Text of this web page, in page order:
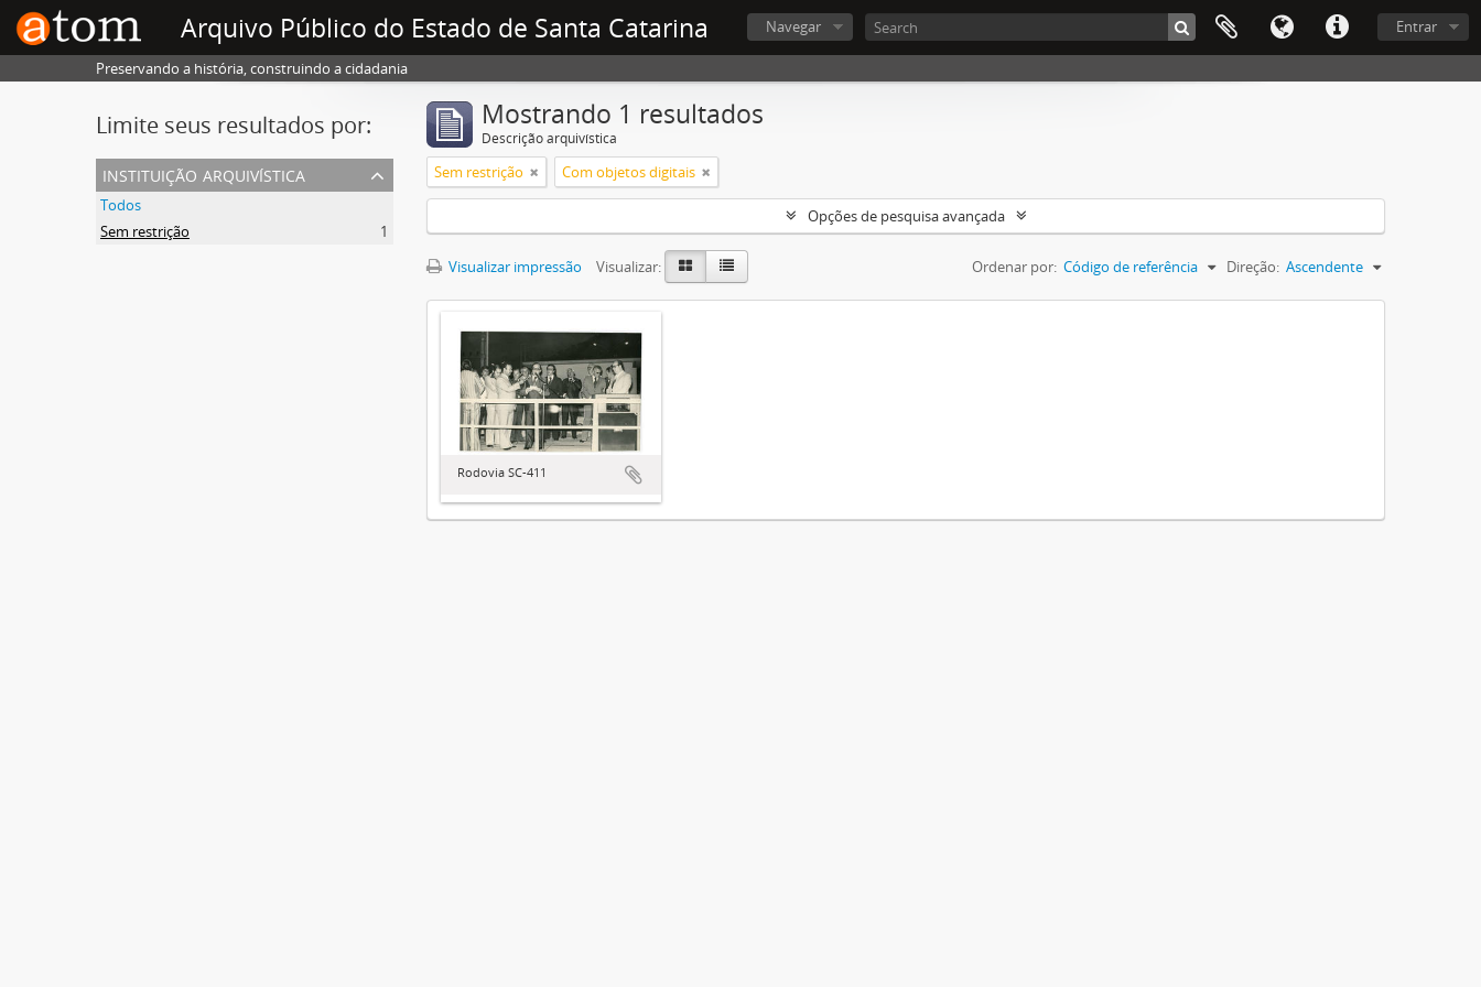
Arquivo Público do Estado de Santa Catarina Entrar
Navegar
Preservando a história, construindo a cidadania
Limite seus resultados por:
instituição arquivística
Todos
Sem restrição
1
Mostrando 1 resultados
Descrição arquivística
Sem restrição Com objetos digitais
Opções de pesquisa avançada
Visualizar impressão Visualizar: Ordenar por: Código de referência Direção: Ascendente
Rodovia SC-411